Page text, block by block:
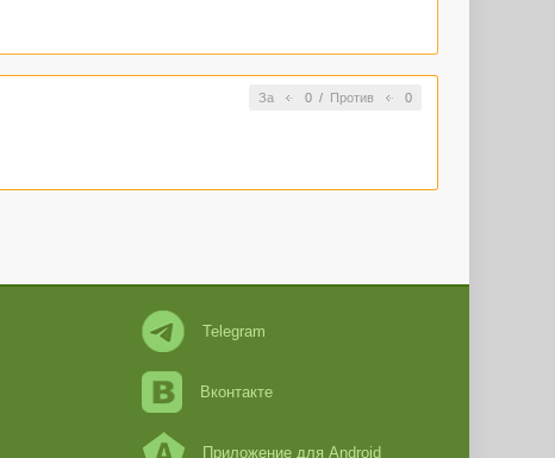
За 0/ Против 0
Telegram
Вконтакте
Приложение для Android